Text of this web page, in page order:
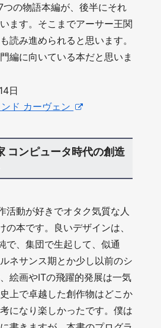
つの物語本編が、後半にそれ
ます。そこまでアーサー王関
読み進められると思います。
編に向いている本だと思いま
日
ド カーヴェン
コンピュータ時代の創造
活動が好きでオタク気質な人
の本です。良いデザインは、
で、集団で生起して、似通
ネサンス期とか少し以前のシ
絵画やITの飛躍的発展は一気
上で卓越した創作物はどこか
になり楽しかったです。僕は